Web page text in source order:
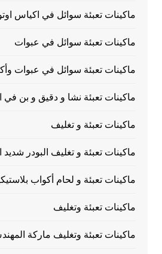
ماكينات تعبئة سوائل في اكياس
ماكينات تعبئة سوائل في عبوات
ماكينات تعبئة سوائل في عبوات
ماكينات تعبئة نشا و دقيق و بن في
ماكينات تعبئة و تغليف
ماكينات تعبئة و تغليف البودر شديد
ماكينات تعبئة و لحام أكواب
ماكينات تعبئة وتغليف
ماكينات تعبئة وتغليف ماركة